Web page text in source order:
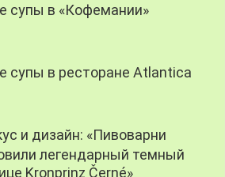
супы в «Кофемании»
супы в ресторане Atlantica
и дизайн: «Пивоварни
легендарный темный
Kronprinz Černé»